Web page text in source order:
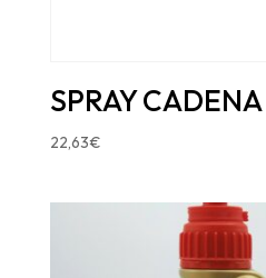
SPRAY
22,63€